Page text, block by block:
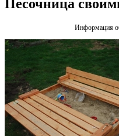
Песочница
Информация